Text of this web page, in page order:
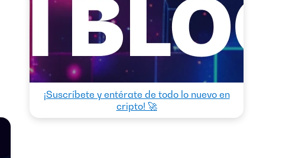
¡Suscríbete y entérate de todo lo nuevo en
cripto! 🚀